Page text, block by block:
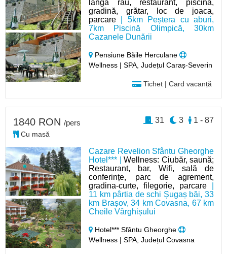
lângă rău, restaurant, piscina,
gradină, grătar, loc de joaca,
parcare | 5km Peștera cu aburi,
7km Piscină Olimpică, 30km
Cazanele Dunării
Pensiune Băile Herculane
Wellness | SPA, Județul Caraș-Severin
Tichet | Card vacanță
Cazare Revelion Sfântu Gheorghe
Hotel*** |Wellness: Ciubăr, saună;
Restaurant, bar, Wifi, sală de
conferințe, parc de agrement,
gradina-curte, filegorie, parcare
11 km pârtia de schi Șugaș băi, 33
km Brașov, 34 km Covasna, 67 km
Cheile Vârghișului
Hotel*** Sfântu Gheorghe
Wellness | SPA, Județul Covasna
1840 RON /pers
Cu masă
1 - 87
3
31